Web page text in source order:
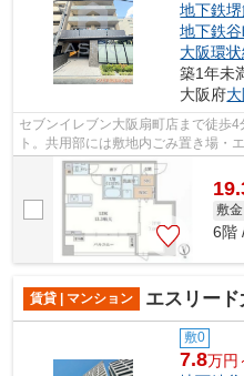
地下鉄
地下鉄
大阪環状
築1年未
大阪府
セブンイレブン大阪扇町店まで徒歩
ト。共用部には敷地内ごみ置き場・
5分の位置に駅がある物件です。日頃
敷金
6階
賃貸 | マンション エスリー
敷0
7.8万円